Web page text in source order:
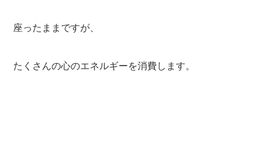
座ったままですが、
たくさんの心のエネルギーを消費します。